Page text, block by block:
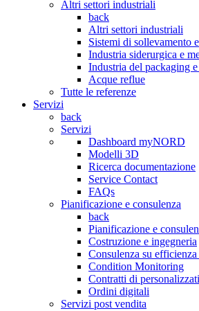
Altri settori industriali
back
Altri settori industriali
Sistemi di sollevamento
Industria siderurgica e
Industria del packaging
Acque reflue
Tutte le referenze
Servizi
back
Servizi
Dashboard myNORD
Modelli 3D
Ricerca documentazione
Service Contact
FAQs
Pianificazione e consulenza
back
Pianificazione e
Costruzione e ingegneria
Consulenza su
Condition Monitoring
Contratti di personalizzati
Ordini digitali
Servizi post vendita